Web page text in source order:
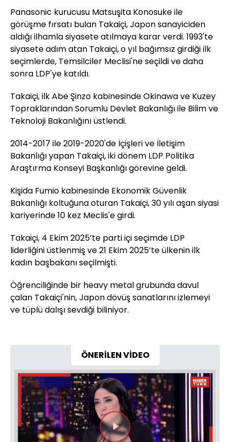
Panasonic kurucusu Matsuşita Konosuke ile
görüşme fırsatı bulan Takaiçi, Japon sanayiciden
aldığı ilhamla siyasete atılmaya karar verdi. 1993'te
siyasete adım atan Takaiçi, o yıl bağımsız girdiği ilk
seçimlerde, Temsilciler Meclisi'ne seçildi ve daha
sonra LDP'ye katıldı.
Takaiçi, ilk Abe Şinzo kabinesinde Okinawa ve Kuzey
Topraklarından Sorumlu Devlet Bakanlığı ile Bilim ve
Teknoloji Bakanlığını üstlendi.
2014-2017 ile 2019-2020'de İçişleri ve İletişim
Bakanlığı yapan Takaiçi, iki dönem LDP Politika
Araştırma Konseyi Başkanlığı görevine geldi.
Kişida Fumio kabinesinde Ekonomik Güvenlik
Bakanlığı koltuğuna oturan Takaiçi, 30 yılı aşan siyasi
kariyerinde 10 kez Meclis'e girdi.
Takaiçi, 4 Ekim 2025’te parti içi seçimde LDP
liderliğini üstlenmiş ve 21 Ekim 2025’te ülkenin ilk
kadın başbakanı seçilmişti.
Öğrenciliğinde bir heavy metal grubunda davul
çalan Takaiçi'nin, Japon dövüş sanatlarını izlemeyi
ve tüplü dalışı sevdiği biliniyor.
ÖNERİLEN VİDEO
Videoyu